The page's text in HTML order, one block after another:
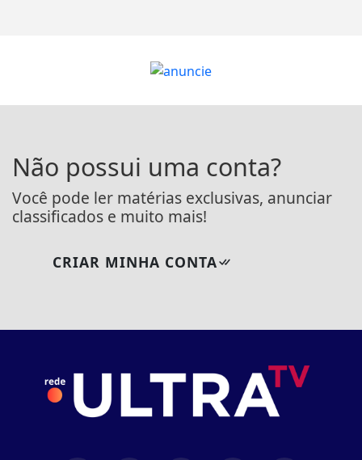
Não possui uma conta?
Você pode ler matérias exclusivas, anunciar
classificados e muito mais!
CRIAR MINHA CONTA